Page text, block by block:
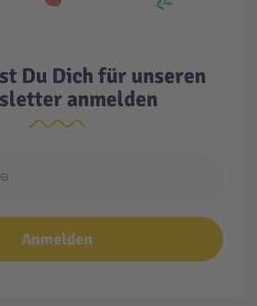
Du Dich für unseren
anmelden
Anmelden